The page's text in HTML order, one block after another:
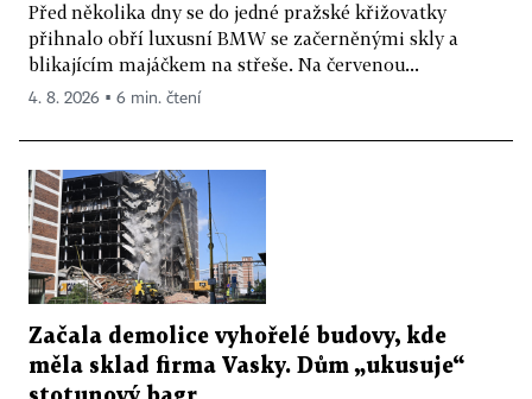
Před několika dny se do jedné pražské křižovatky
přihnalo obří luxusní BMW se začerněnými skly a
blikajícím majáčkem na střeše. Na červenou...
4. 8. 2026 ▪ 6 min. čtení
Začala demolice vyhořelé budovy, kde
měla sklad firma Vasky. Dům „ukusuje“